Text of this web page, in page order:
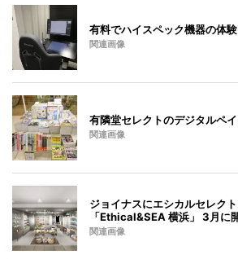
有料でハイスペック機器の体験
関連画像
有隣堂セレクトのデジタルペ
関連画像
ジョイナスにエシカルセレク
「Ethical&SEA 横浜」 3月に
関連画像